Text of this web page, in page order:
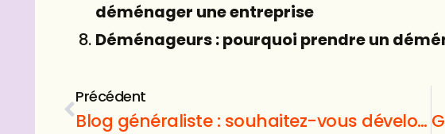
déménager une entreprise
Déménageurs : pourquoi prendre un
Précédent
Blog généraliste : souhaitez-vous développer davantage votre culture générale ?